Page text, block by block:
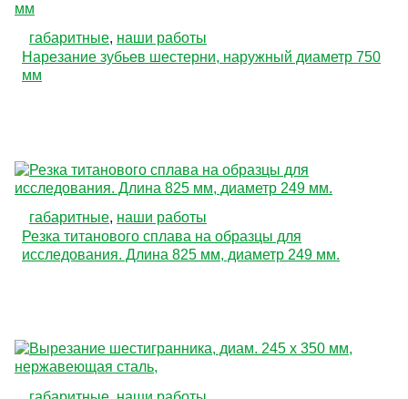
габаритные, наши работы
Нарезание зубьев шестерни, наружный диаметр 750
мм
габаритные, наши работы
Резка титанового сплава на образцы для
исследования. Длина 825 мм, диаметр 249 мм.